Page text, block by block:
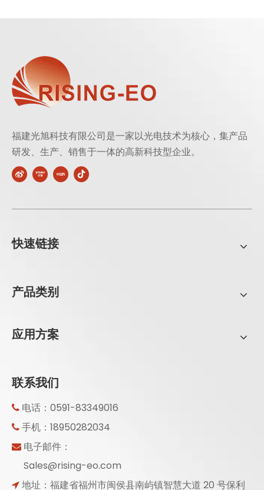
福建光旭科技有限公司是一家以光电技术为核心，集产品
研发、生产、销售于一体的高新科技型企业。
快速链接
产品类别
应用方案
联系我们
 电话：0591-83349016
 手机：18950282034
 电子邮件：
Sales@rising-eo.com
 地址：福建省福州市闽侯县南屿镇智慧大道 20 号保利